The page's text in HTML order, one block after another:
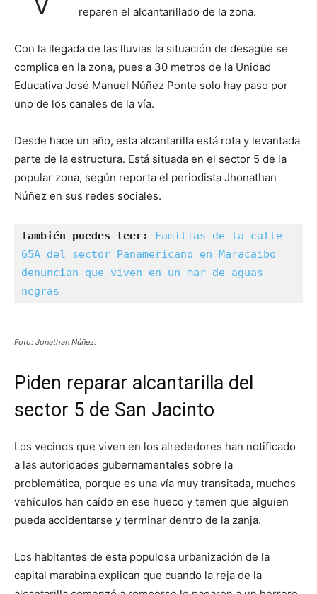
reparen el alcantarillado de la zona.
Con la llegada de las lluvias la situación de desagüe se
complica en la zona, pues a 30 metros de la Unidad
Educativa José Manuel Núñez Ponte solo hay paso por
uno de los canales de la vía.
Desde hace un año, esta alcantarilla está rota y levantada
parte de la estructura. Está situada en el sector 5 de la
popular zona, según reporta el periodista Jhonathan
Núñez en sus redes sociales.
También puedes leer:
Familias de la calle
65A del sector Panamericano en Maracaibo
denuncian que viven en un mar de aguas
negras
Foto: Jonathan Núñez.
Piden reparar alcantarilla del
sector 5 de San Jacinto
Los vecinos que viven en los alrededores han notificado
a las autoridades gubernamentales sobre la
problemática, porque es una vía muy transitada, muchos
vehículos han caído en ese hueco y temen que alguien
pueda accidentarse y terminar dentro de la zanja.
Los habitantes de esta populosa urbanización de la
capital marabina explican que cuando la reja de la